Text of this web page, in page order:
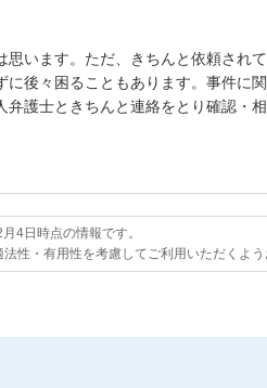
思います。ただ、きちんと依頼され
に後々困ることもあります。事件に
弁護士ときちんと連絡をとり確認・
4日時点の情報です。
性・有用性を考慮してご利用いただくよう